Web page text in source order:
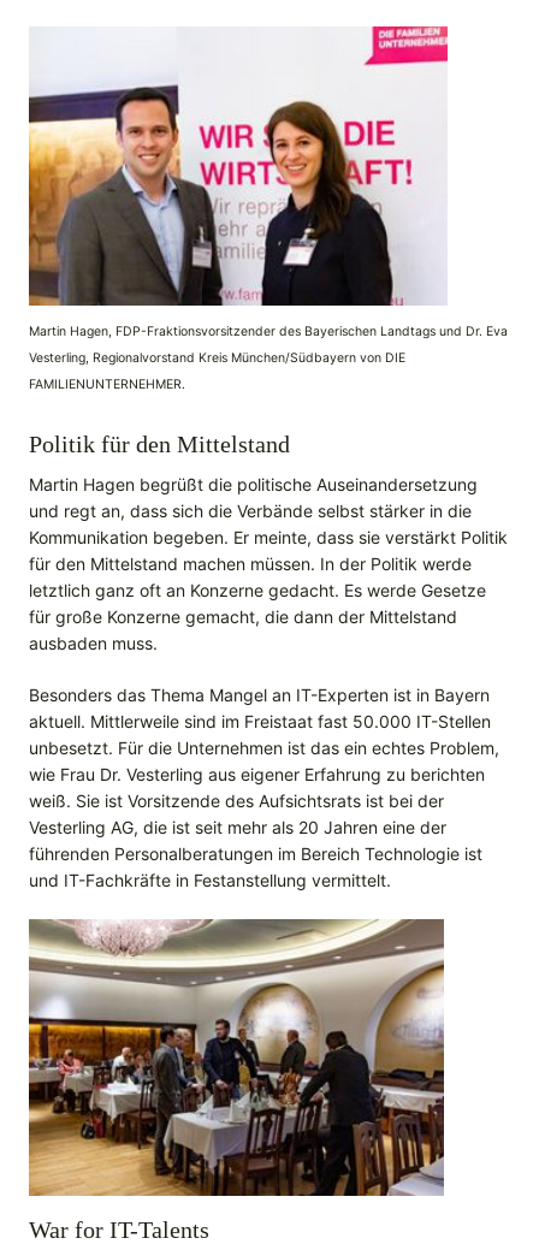
Martin Hagen, FDP-Fraktionsvorsitzender des Bayerischen Landtags und Dr. Eva
Vesterling, Regionalvorstand Kreis München/Südbayern von DIE
FAMILIENUNTERNEHMER.
Politik für den Mittelstand
Martin Hagen begrüßt die politische Auseinandersetzung
und regt an, dass sich die Verbände selbst stärker in die
Kommunikation begeben. Er meinte, dass sie verstärkt Politik
für den Mittelstand machen müssen. In der Politik werde
letztlich ganz oft an Konzerne gedacht. Es werde Gesetze
für große Konzerne gemacht, die dann der Mittelstand
ausbaden muss.
Besonders das Thema Mangel an IT-Experten ist in Bayern
aktuell. Mittlerweile sind im Freistaat fast 50.000 IT-Stellen
unbesetzt. Für die Unternehmen ist das ein echtes Problem,
wie Frau Dr. Vesterling aus eigener Erfahrung zu berichten
weiß. Sie ist Vorsitzende des Aufsichtsrats ist bei der
Vesterling AG, die ist seit mehr als 20 Jahren eine der
führenden Personalberatungen im Bereich Technologie ist
und IT-Fachkräfte in Festanstellung vermittelt.
War for IT-Talents